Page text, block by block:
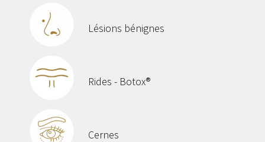
Lésions bénignes
Rides - Botox®
Cernes